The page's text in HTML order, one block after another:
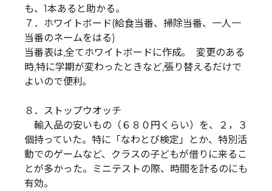
も、1本あると助かる。
７．ホワイトボード(給食当番、掃除当番、一人一
当番のネームをはる)
当番表は,全てホワイトボードに作成｡ 変更のある
時,特に学期が変わったときなど,張り替えるだけで
よいので便利｡
８．ストップウオッチ
輸入品の安いもの（６８０円くらい）を、２，３
個持っていた。特に「なわとび検定」とか、特別活
動でのゲームなど、クラスの子どもが借りに来るこ
とが多かった。ミニテストの際、時間を計るのにも
有効。